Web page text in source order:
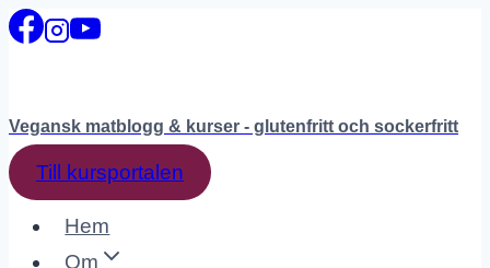
Skip
Vegansk matblogg & kurser - glutenfritt och sockerfritt
Till kursportalen
Hem
Om